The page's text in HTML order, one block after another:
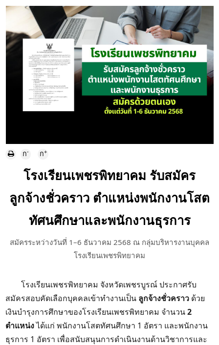
ก- ก+
โรงเรียนเพชรพิทยาคม รับสมัคร
ลูกจ้างชั่วคราว ตำแหน่งพนักงานโสต
ทัศนศึกษาและพนักงานธุรการ
สมัครระหว่างวันที่ 1–6 ธันวาคม 2568 ณ กลุ่มบริหารงานบุคคล
โรงเรียนเพชรพิทยาคม
โรงเรียนเพชรพิทยาคม จังหวัดเพชรบูรณ์ ประกาศรับ
สมัครสอบคัดเลือกบุคคลเข้าทำงานเป็น ลูกจ้างชั่วคราว ด้วย
เงินบำรุงการศึกษาของโรงเรียนเพชรพิทยาคม จำนวน2
ตำแหน่งได้แก่ พนักงานโสตทัศนศึกษา 1 อัตรา และพนักงาน
ธุรการ 1 อัตรา เพื่อสนับสนุนการดำเนินงานด้านวิชาการและ